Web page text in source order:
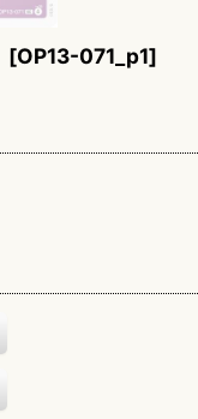
[OP13-071_p1]